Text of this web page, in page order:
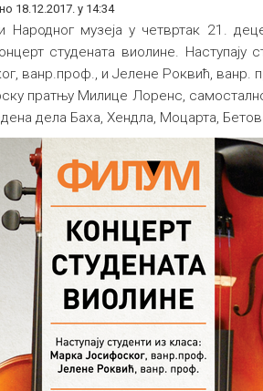
18.12.2017. у 14:34
Народног музеја у четвртак 21.
студената виолине. Наступају
ванр.проф., и Јелене Роквић, ванр.
пратњу Милице Лоренс,
дела Баха, Хендла, Моцарта,